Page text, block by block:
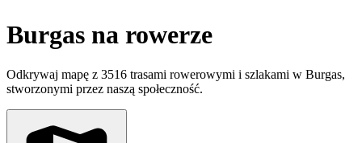
Burgas na rowerze
Odkrywaj mapę z 3516 trasami rowerowymi i szlakami w Burgas,
stworzonymi przez naszą społeczność.